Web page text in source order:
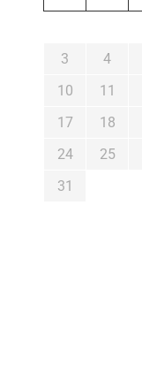
3
4
10
11
17
18
24
25
31